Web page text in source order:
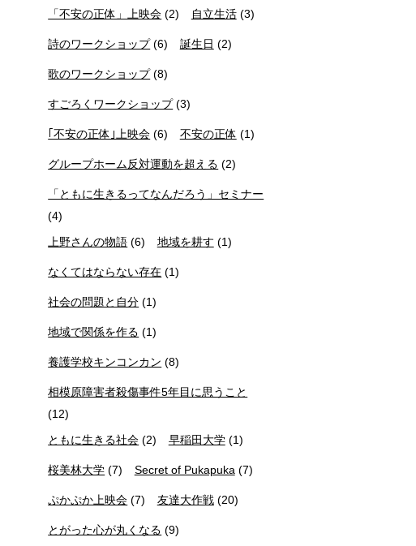
「不安の正体」上映会 (2) 自立生活(3)
詩のワークショップ(6) 誕生日 (2)
歌のワークショップ(8)
すごろくワークショップ(3)
｢不安の正体｣上映会 (6) 不安の正体 (1)
グループホーム反対運動を超える (2)
「ともに生きるってなんだろう」セミナー
(4)
上野さんの物語 (6) 地域を耕す (1)
なくてはならない存在 (1)
社会の問題と自分 (1)
地域で関係を作る (1)
養護学校キンコンカン (8)
相模原障害者殺傷事件5年目に思うこと
(12)
ともに生きる社会 (2) 早稲田大学(1)
桜美林大学 (7) Secret of Pukapuka(7)
ぷかぷか上映会 (7) 友達大作戦(20)
とがった心が丸くなる (9)